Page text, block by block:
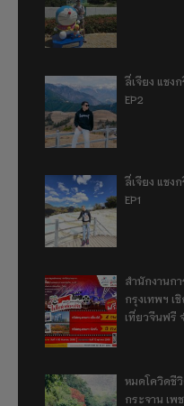
ลี่เจียง แชง
EP2
ลี่เจียง แชง
EP1
สำนักงานก
กรุงเทพฯ เ
เที่ยวจีนฟรี
หมดโควิดชี
กระจาน เพ